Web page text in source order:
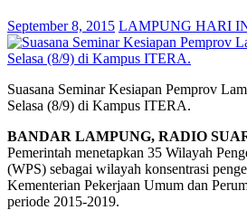
September 8, 2015 LAMPUNG HARI
Suasana Seminar Kesiapan Pemprov
Selasa (8/9) di Kampus ITERA.
BANDAR LAMPUNG, RADIO
Pemerintah menetapkan 35 Wilayah
(WPS) sebagai wilayah konsentrasi
Kementerian Pekerjaan Umum dan
periode 2015-2019.